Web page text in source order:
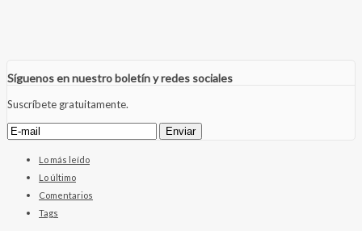
Síguenos en nuestro boletín y redes sociales
Suscríbete gratuitamente.
Lo más leído
Lo último
Comentarios
Tags